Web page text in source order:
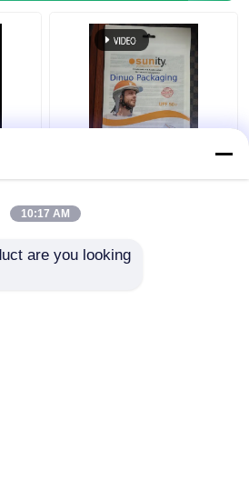
φάκελος
10:17 AM
are you looking